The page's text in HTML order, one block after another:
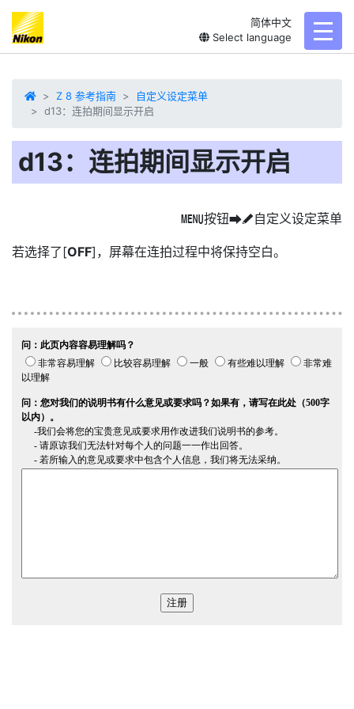
简体中文
Select language
Z 8 参考指南
自定义设定菜单
d13：连拍期间显示开启
d13：连拍期间显示开启
G按钮UA自定义设定菜单
若选择了[OFF]，屏幕在连拍过程中将保持空白。